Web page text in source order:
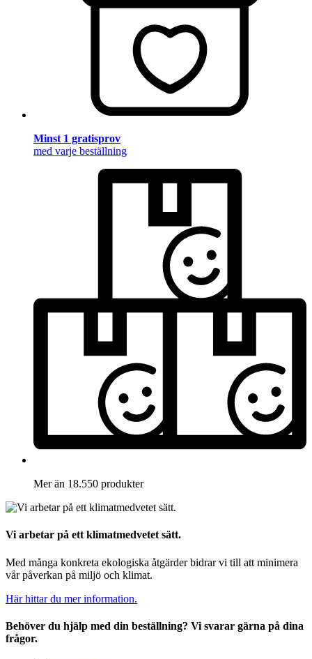
Minst 1 gratisprov
med varje beställning
Mer än 18.550 produkter
Vi arbetar på ett klimatmedvetet sätt.
Med många konkreta ekologiska åtgärder bidrar vi till att minimera
vår påverkan på miljö och klimat.
Här hittar du mer information.
Behöver du hjälp med din beställning? Vi svarar gärna på dina
frågor.